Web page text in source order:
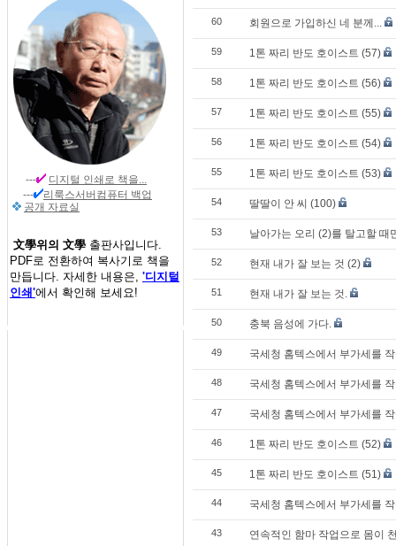
--- 디지털 인쇄 로 책을...
---
리룩스서버컴퓨터 백업
공개 자료실
文學위의 文學 출판사입니다.
PDF로 전환하여 복사기로 책을
만듭니다. 자세한 내용은, '디지털
인쇄'에서 확인해 보세요!
60 회원으로 가입하신 네 분께...
59 1톤 짜리 반도 호이스트 (57)
58 1톤 짜리 반도 호이스트 (56)
57 1톤 짜리 반도 호이스트 (55)
56 1톤 짜리 반도 호이스트 (54)
55 1톤 짜리 반도 호이스트 (53)
54 딸딸이 안 씨 (100)
53 날아가는 오리 (2)를 탈고할 때
52 현재 내가 잘 보는 것 (2)
51 현재 내가 잘 보는 것.
50 충북 음성에 가다.
49 국세청 홈텍스에서 부가세를
48 국세청 홈텍스에서 부가세를
47 국세청 홈텍스에서 부가세를
46 1톤 짜리 반도 호이스트 (52)
45 1톤 짜리 반도 호이스트 (51)
44 국세청 홈텍스에서 부가세를
43 연속적인 함마 작업으로 몸이